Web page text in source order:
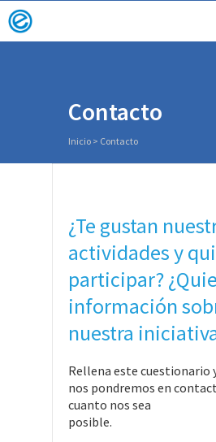
Contacto
Inicio > Contacto
¿Te gustan
actividades y
participar?
información
nuestra
Rellena este cuestionario
nos pondremos en
cuanto nos sea
posible.